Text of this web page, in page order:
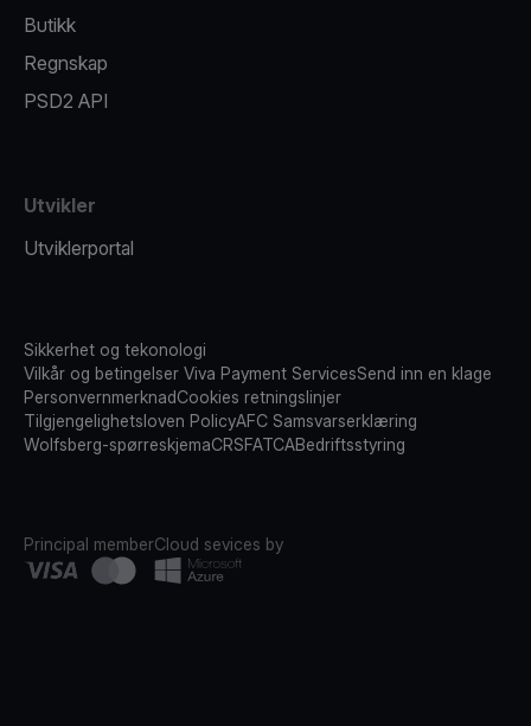
Butikk
Regnskap
PSD2 API
Utvikler
Utviklerportal
Sikkerhet og tekonologi
Vilkår og betingelser Viva Payment ServicesSend inn en klage
PersonvernmerknadCookies retningslinjer
Tilgjengelighetsloven PolicyAFC Samsvarserklæring
Wolfsberg-spørreskjemaCRSFATCABedriftsstyring
Principal memberCloud sevices by